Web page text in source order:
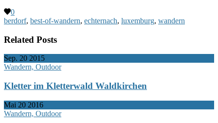
0
berdorf, best-of-wandern, echternach, luxemburg, wandern
Related Posts
Sep. 20 2015
Wandern, Outdoor
Kletter im Kletterwald Waldkirchen
Mai 20 2016
Wandern, Outdoor